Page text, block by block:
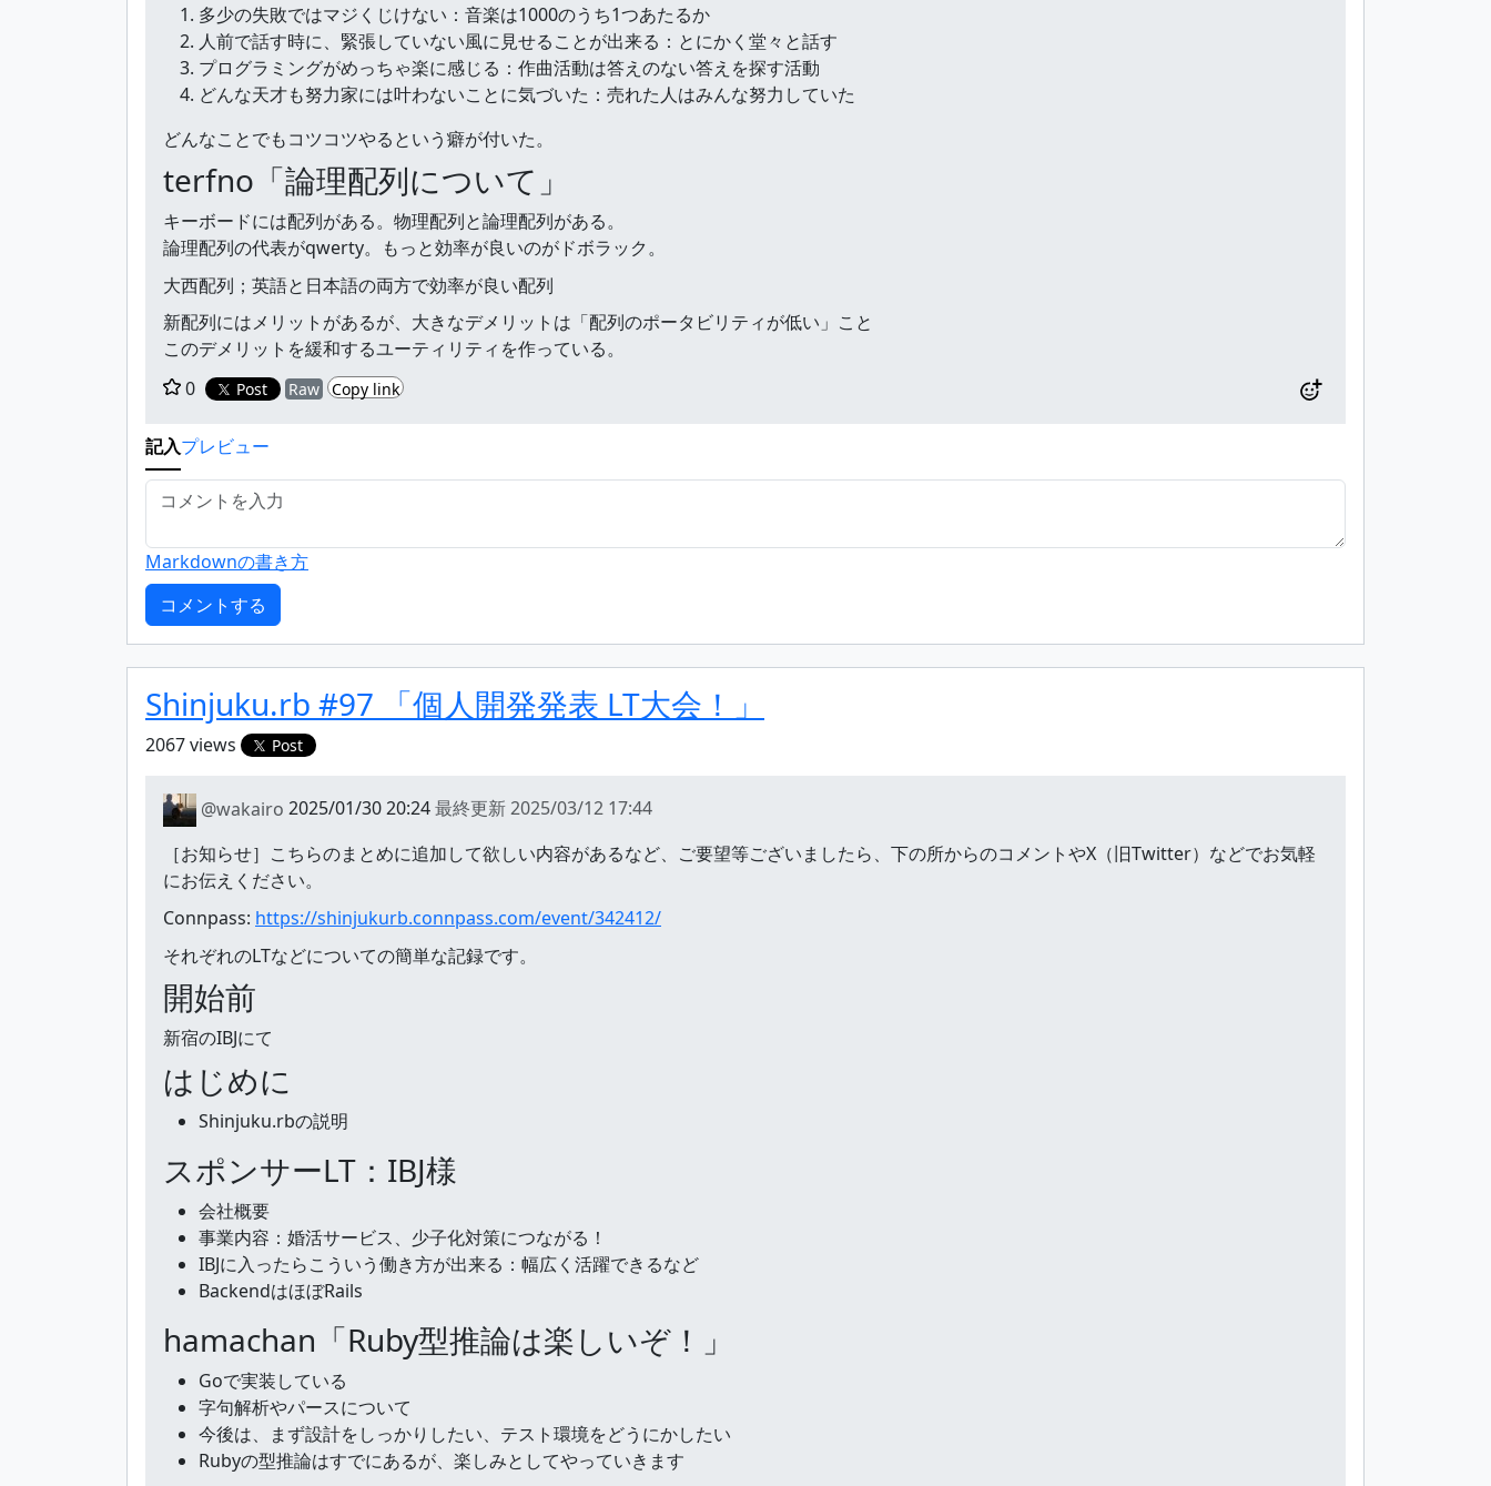
多少の失敗ではマジくじけない：音楽は1000のうち1つあたるか
人前で話す時に、緊張していない風に見せることが出来る：とにかく堂々と話す
プログラミングがめっちゃ楽に感じる：作曲活動は答えのない答えを探す活動
どんな天才も努力家には叶わないことに気づいた：売れた人はみんな努力していた
どんなことでもコツコツやるという癖が付いた。
terfno「論理配列について」
キーボードには配列がある。物理配列と論理配列がある。
論理配列の代表がqwerty。もっと効率が良いのがドボラック。
大西配列；英語と日本語の両方で効率が良い配列
新配列にはメリットがあるが、大きなデメリットは「配列のポータビリティが低い」こと
このデメリットを緩和するユーティリティを作っている。
0
Post Raw Copy link
記入プレビュー
Markdownの書き方
Shinjuku.rb #97 「個人開発発表 LT大会！」
2067 views Post
@wakairo 2025/01/30 20:24最終更新2025/03/12 17:44
［お知らせ］こちらのまとめに追加して欲しい内容があるなど、ご要望等ございましたら、下の所からのコメントやX（旧Twitter）などでお気軽
にお伝えください。
Connpass: https://shinjukurb.connpass.com/event/342412/
それぞれのLTなどについての簡単な記録です。
開始前
新宿のIBJにて
はじめに
Shinjuku.rbの説明
スポンサーLT：IBJ様
会社概要
事業内容：婚活サービス、少子化対策につながる！
IBJに入ったらこういう働き方が出来る：幅広く活躍できるなど
BackendはほぼRails
hamachan「Ruby型推論は楽しいぞ！」
Goで実装している
字句解析やパースについて
今後は、まず設計をしっかりしたい、テスト環境をどうにかしたい
Rubyの型推論はすでにあるが、楽しみとしてやっていきます